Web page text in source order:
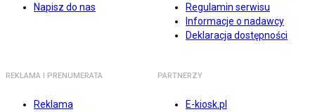
Napisz do nas
Regulamin serwisu
Informacje o nadawcy
Deklaracja dostępności
REKLAMA I PRENUMERATA
Reklama
PARTNERZY
E-kiosk.pl